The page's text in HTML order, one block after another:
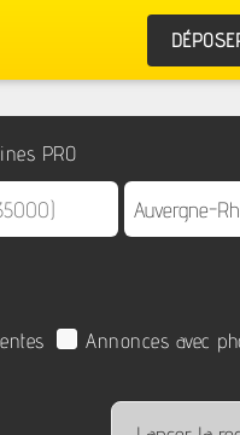
PRO
Annonces avec